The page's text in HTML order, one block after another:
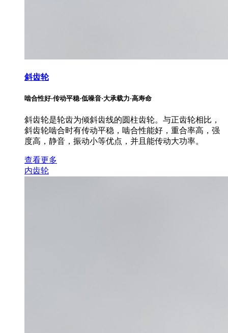
斜齿轮
啮合性好·传动平稳·低噪音·大承载力·高寿命
斜齿轮是轮齿为倾斜齿线的圆柱齿轮。与正齿轮相比，
斜齿轮啮合时有传动平稳，啮合性能好，重合率高，强
度高，静音，振动小等优点，并且能传动大功率。
查看更多
内齿轮